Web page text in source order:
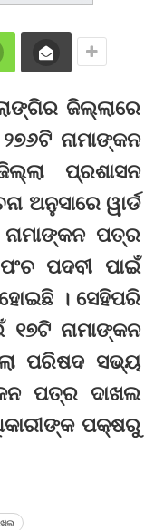
ଜିଲ୍ଲାରେ
ନାମାଙ୍କନ
ପ୍ରଶାସନ
ଅନୁସାରେ ୱାର୍ଡ
ପତ୍ର
ପଦବୀ ପାଇଁ
। ସେହିପରି
ନାମାଙ୍କନ
ପରିଷଦ ସଭ୍ୟ
ପତ୍ର ଦାଖଲ
ପକ୍ଷରୁ